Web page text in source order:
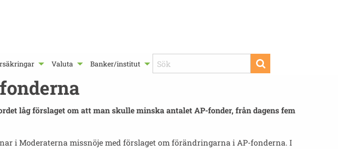
Valuta Banker/institut
låg förslaget om att man skulle minska antalet AP-fonder, från dagens fem
i Moderaterna missnöje med förslaget om förändringarna i AP-fonderna. I